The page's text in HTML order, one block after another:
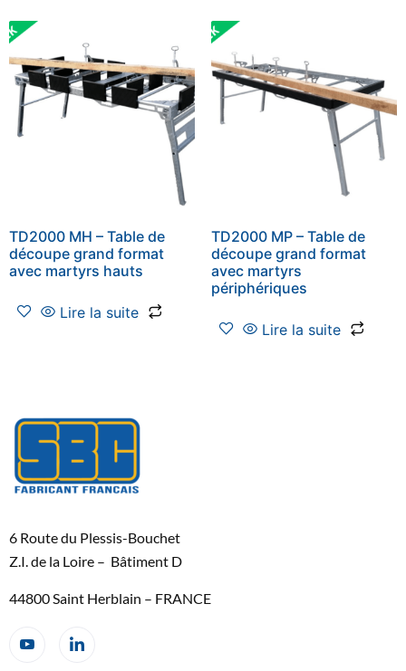
TD2000 MH – Table de
découpe grand format
avec martyrs hauts
Lire la suite
TD2000 MP – Table de
découpe grand format
avec martyrs
périphériques
Lire la suite
6 Route du Plessis-Bouchet
Z.I. de la Loire – Bâtiment D
44800 Saint Herblain – FRANCE